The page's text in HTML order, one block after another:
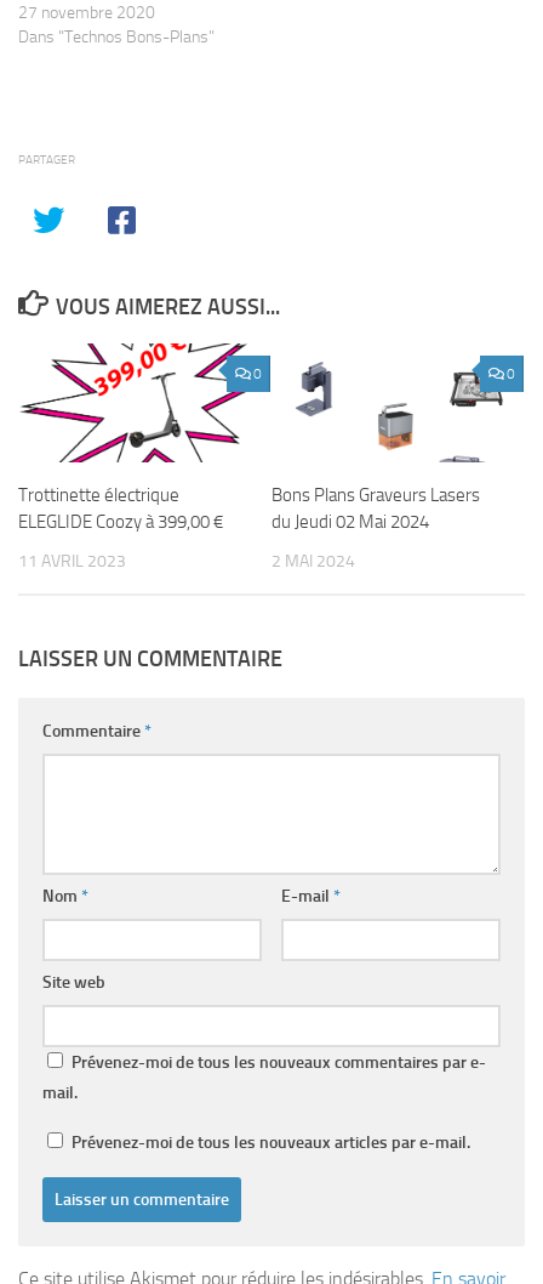
27 novembre 2020
Dans "Technos Bons-Plans"
PARTAGER
VOUS AIMEREZ AUSSI...
0
Trottinette électrique
ELEGLIDE Coozy à 399,00 €
11 AVRIL 2023
0
Bons Plans Graveurs Lasers
du Jeudi 02 Mai 2024
2 MAI 2024
LAISSER UN COMMENTAIRE
Commentaire*
Nom * E-mail *
Site web
Prévenez-moi de tous les nouveaux commentaires par e-
mail.
Prévenez-moi de tous les nouveaux articles par e-mail.
Ce site utilise Akismet pour réduire les indésirables. En savoir